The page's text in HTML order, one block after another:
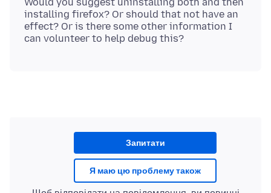
installing firefox? Or should that not have an
effect? Or is there some other information I
Запитати
Я маю цю проблему також